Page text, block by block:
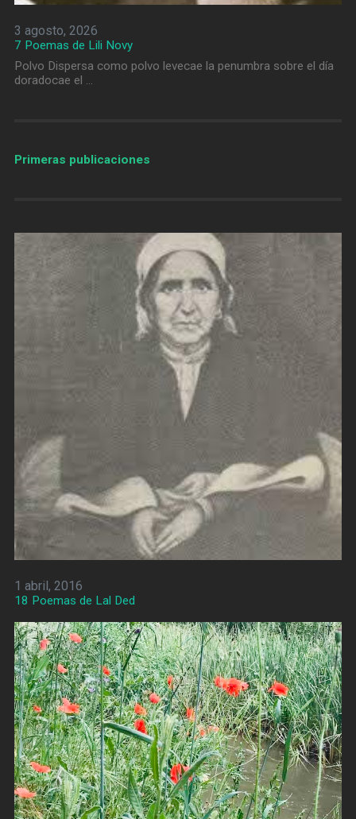
3 agosto, 2026
7 Poemas de Lili Novy
Polvo Dispersa como polvo levecae la penumbra sobre el día
doradocae el …
Primeras publicaciones
1 abril, 2016
18 Poemas de Lal Ded